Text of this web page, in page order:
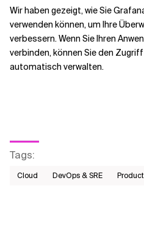
Wir haben gezeigt, wie Sie
verwenden können, um Ihre
verbessern. Wenn Sie Ihren
verbinden, können Sie den
automatisch verwalten.
Tags:
Cloud DevOps & SRE